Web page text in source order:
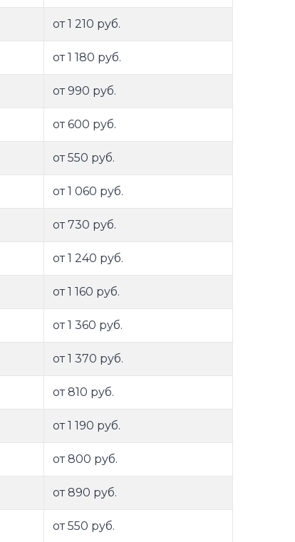
от 1 210 руб.
от 1 180 руб.
от 990 руб.
от 600 руб.
от 550 руб.
от 1 060 руб.
от 730 руб.
от 1 240 руб.
от 1 160 руб.
от 1 360 руб.
от 1 370 руб.
от 810 руб.
от 1 190 руб.
от 800 руб.
от 890 руб.
от 550 руб.